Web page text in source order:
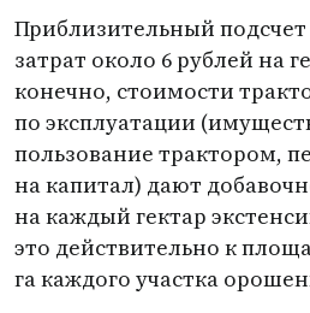
Приблизительный
затрат около 6 рублей на
конечно, стоимости
по эксплуатации (
пользование трактором,
на капитал) дают
на каждый гектар
это действительно к
га каждого участка